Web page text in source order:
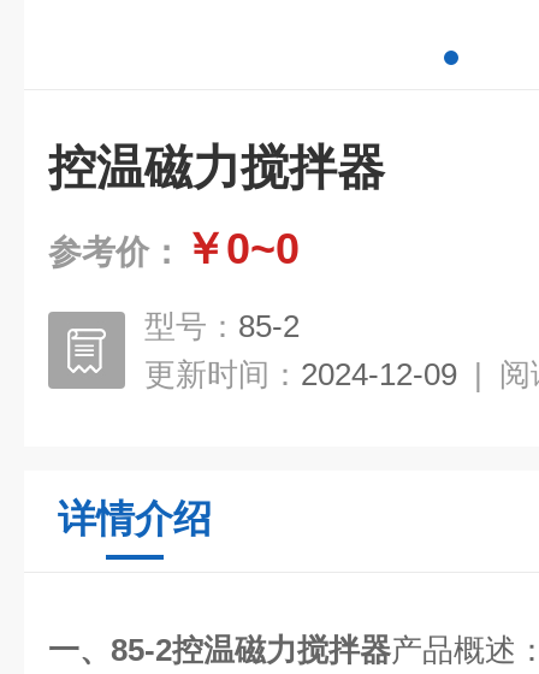
控温磁力搅拌器
参考价： ￥0~0
型号： 85-2
更新时间： 2024-12-09 | 阅
详情介绍
一、85-2控温磁力搅拌器产品概述